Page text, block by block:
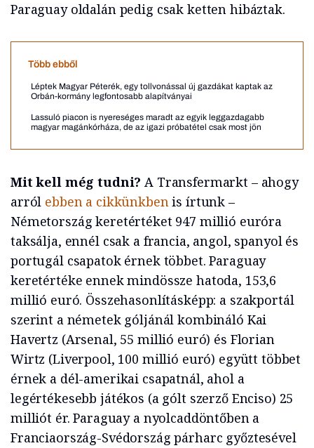
Paraguay oldalán pedig csak ketten hibáztak.
Több ebből
Léptek Magyar Péterék, egy tollvonással új gazdákat kaptak az
Orbán-kormány legfontosabb alapítványai
Lassuló piacon is nyereséges maradt az egyik leggazdagabb
magyar magánkórháza, de az igazi próbatétel csak most jön
Mit kell még tudni? A Transfermarkt – ahogy
arról ebben a cikkünkbenis írtunk –
Németország keretértéket 947 millió euróra
taksálja, ennél csak a francia, angol, spanyol és
portugál csapatok érnek többet. Paraguay
keretértéke ennek mindössze hatoda, 153,6
millió euró. Összehasonlításképp: a szakportál
szerint a németek góljánál kombináló Kai
Havertz (Arsenal, 55 millió euró) és Florian
Wirtz (Liverpool, 100 millió euró) együtt többet
érnek a dél-amerikai csapatnál, ahol a
legértékesebb játékos (a gólt szerző Enciso) 25
milliót ér. Paraguay a nyolcaddöntőben a
Franciaország-Svédország párharc győztesével